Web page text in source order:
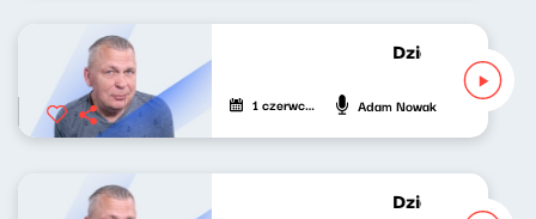
Dziękuję za
1 czerwca 2026 Adam Nowak
Dziękuję za